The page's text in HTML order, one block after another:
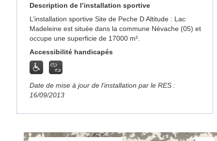
Description de l’installation sportive
L’installation sportive Site de Peche D Altitude : Lac
Madeleine est située dans la commune Névache (05) et
occupe une superficie de 17000 m².
Accessibilité handicapés
Date de mise à jour de l’installation par le RES :
16/09/2013